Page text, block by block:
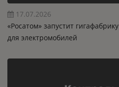
17.07.2026
«Росатом» запустит
для электромобилей